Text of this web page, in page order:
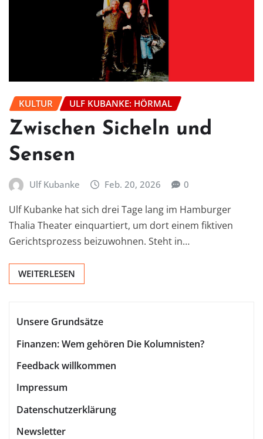
KULTUR ULF KUBANKE: HÖRMAL
Zwischen Sicheln und
Sensen
Ulf Kubanke Feb. 20, 2026 0
Ulf Kubanke hat sich drei Tage lang im Hamburger
Thalia Theater einquartiert, um dort einem fiktiven
Gerichtsprozess beizuwohnen. Steht in…
WEITERLESEN
Unsere Grundsätze
Finanzen: Wem gehören Die Kolumnisten?
Feedback willkommen
Impressum
Datenschutzerklärung
Newsletter